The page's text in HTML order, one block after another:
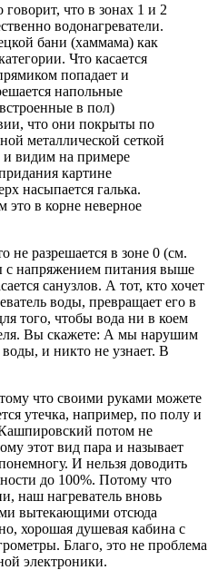
что в зонах 1 и 2
водонагреватели.
бани (хаммама) как
Что касается
попадает и
напольные
в пол)
что они покрыты по
металлической сеткой
видим на примере
картине
насыпается галька.
в корне неверное
не разрешается в зоне 0 (см.
с напряжением питания выше
санузлов. А тот, кто хочет
воды, превращает его в
того, чтобы вода ни в коем
Вы скажете: А мы нарушим
и никто не узнает. В
что своими руками можете
утечка, например, по полу и
потом не
этот вид пара и называет
И нельзя доводить
до 100%. Потому что
наш нагреватель вновь
вытекающими отсюда
хорошая душевая кабина с
Благо, это не проблема
электроники.